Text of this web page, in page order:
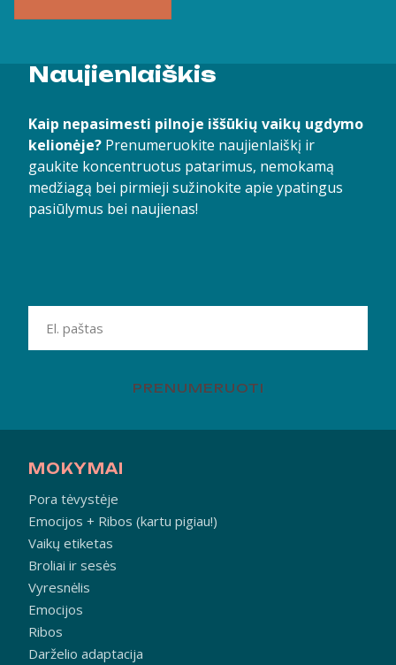
Naujienlaiškis
Kaip nepasimesti pilnoje iššūkių vaikų ugdymo
kelionėje? Prenumeruokite naujienlaiškį ir
gaukite koncentruotus patarimus, nemokamą
medžiagą bei pirmieji sužinokite apie ypatingus
pasiūlymus bei naujienas!
PRENUMERUOTI
MOKYMAI
Pora tėvystėje
Emocijos + Ribos (kartu pigiau!)
Vaikų etiketas
Broliai ir sesės
Vyresnėlis
Emocijos
Ribos
Darželio adaptacija